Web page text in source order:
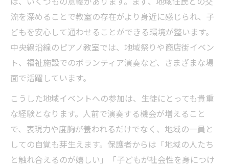
流を深めることで教室の存在がより身近に感じられ、子
どもを安心して通わせることができる環境が整います。
中央線沿線のピアノ教室では、地域祭りや商店街イベン
ト、福祉施設でのボランティア演奏など、さまざまな場
面で活躍しています。
こうした地域イベントへの参加は、生徒にとっても貴重
な経験となります。人前で演奏する機会が増えること
で、表現力や度胸が養われるだけでなく、地域の一員と
しての自覚も芽生えます。保護者からは「地域の人たち
と触れ合えるのが嬉しい」「子どもが社会性を身につけ